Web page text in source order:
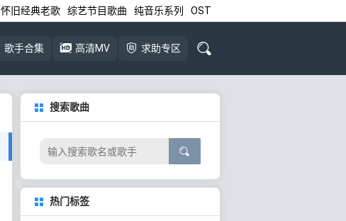
怀旧经典老歌 综艺节目歌曲 纯音乐系列 OST
歌手合集 高清MV 求助专区
搜索歌曲
热门标签